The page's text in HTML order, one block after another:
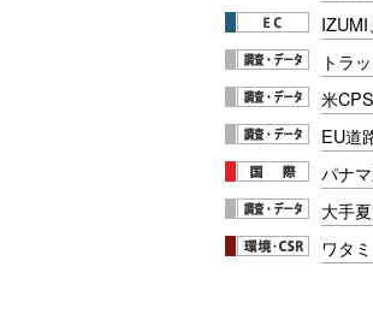
トラ
米
EU道
パナ
大手
ワタ